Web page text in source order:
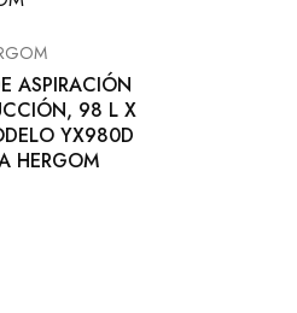
ASPIRACIÓN
98 L X
YX980D
HERGOM